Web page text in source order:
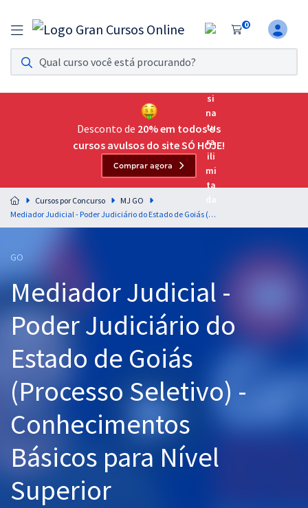
0
Assinatura Ilimitada 11
Acesso a todos os cursos. Teste grátis por 7 dias!
Assinatura OAB Até Passar
Acesso ilimitado a toda preparação para o Exame da
Residências Multiprofissionais
Preparação completa e intensiva para as principais
residências em saúde do Brasil
Cursos 20% OFF
Pós
Graduação
OAB
Mentorias
Questões grátis
Desconto de 20% em todos os
cursos avulsos do site SÓ HOJE!
Comprar agora
Cursos por Concurso
MJ GO
Mediador Judicial - Poder Judiciário do Estado de Goiás (Processo Seletivo) - Conhecimentos Básicos para Nível Superior
GO
Mediador Judicial -
Poder Judiciário do
Estado de Goiás
(Processo Seletivo) -
Conhecimentos
Básicos para Nível
Superior